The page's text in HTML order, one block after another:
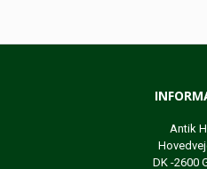
Antik
DK -2600